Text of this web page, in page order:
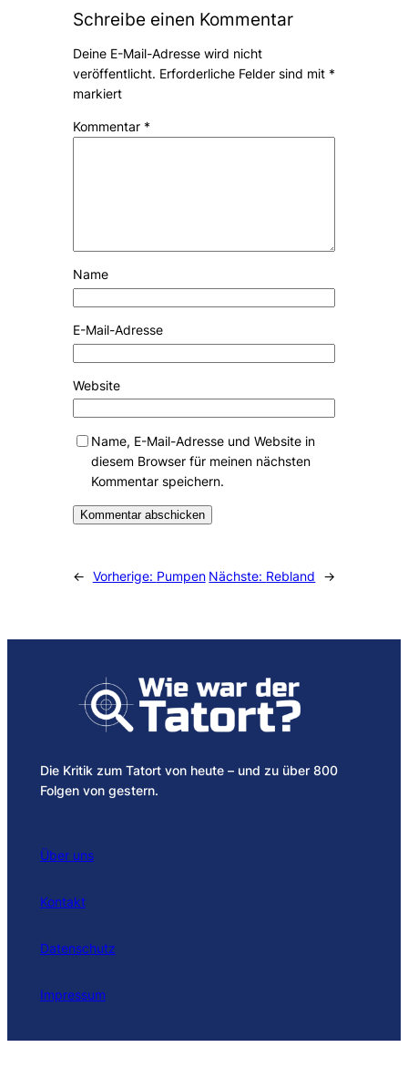
Schreibe einen Kommentar
Deine E-Mail-Adresse wird nicht
veröffentlicht. Erforderliche Felder sind mit *
markiert
Kommentar *
Name
E-Mail-Adresse
Website
Name, E-Mail-Adresse und Website in
diesem Browser für meinen nächsten
Kommentar speichern.
← Vorherige: Pumpen Nächste: Rebland →
Die Kritik zum Tatort von heute – und zu über 800
Folgen von gestern.
Über uns
Kontakt
Datenschutz
Impressum